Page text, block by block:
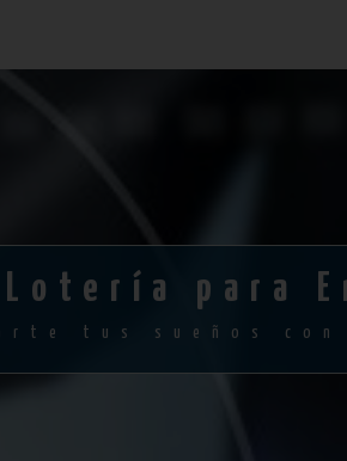
Lotería para
tus sueños